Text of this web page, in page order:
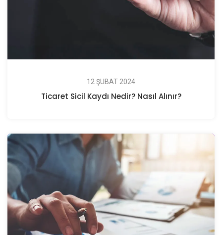
12 ŞUBAT 2024
Ticaret Sicil Kaydı Nedir? Nasıl Alınır?